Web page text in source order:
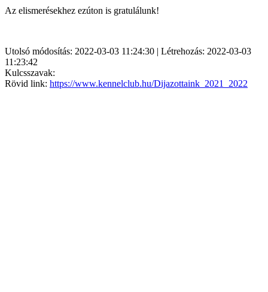
Az elismerésekhez ezúton is gratulálunk!
Utolsó módosítás: 2022-03-03 11:24:30 | Létrehozás: 2022-03-03
11:23:42
Kulcsszavak:
Rövid link: https://www.kennelclub.hu/Dijazottaink_2021_2022